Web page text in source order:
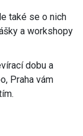
také se o nich
a workshopy
dobu a
Praha vám